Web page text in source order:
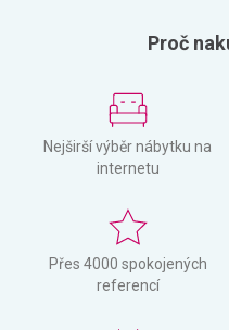
Proč
Nejširší výběr nábytku na
internetu
Přes 4000 spokojených
referencí